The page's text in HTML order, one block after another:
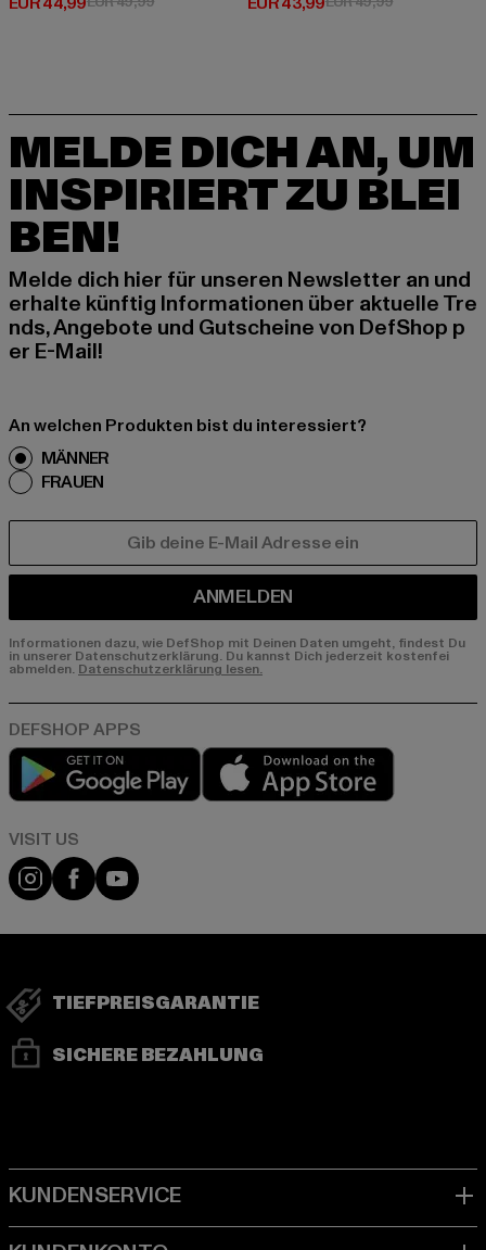
MELDE DICH AN, UM
INSPIRIERT ZU BLEI
BEN!
Melde dich hier für unseren Newsletter an und
erhalte künftig Informationen über aktuelle Tre
nds, Angebote und Gutscheine von DefShop p
er E-Mail!
An welchen Produkten bist du interessiert?
MÄNNER
FRAUEN
ANMELDEN
Informationen dazu, wie DefShop mit Deinen Daten umgeht, findest Du
in unserer Datenschutzerklärung. Du kannst Dich jederzeit kostenfei
abmelden. Datenschutzerklärung lesen.
Play market
Visit our Instagram page:
Visit our Facebook page:
Visit our YouTube channel:
TIEFPREISGARANTIE
SICHERE BEZAHLUNG